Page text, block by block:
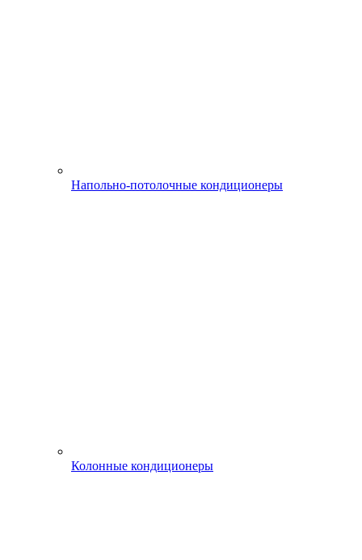
Напольно-потолочные кондиционеры
Колонные кондиционеры